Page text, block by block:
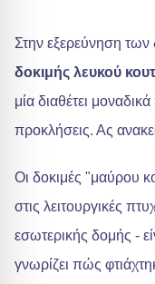
Στην εξερεύνηση των
δοκιμής λευκού
μία διαθέτει
προκλήσεις. Ας
Οι δοκιμές "μαύρου
στις λειτουργικές
εσωτερικής δομής -
γνωρίζει πώς